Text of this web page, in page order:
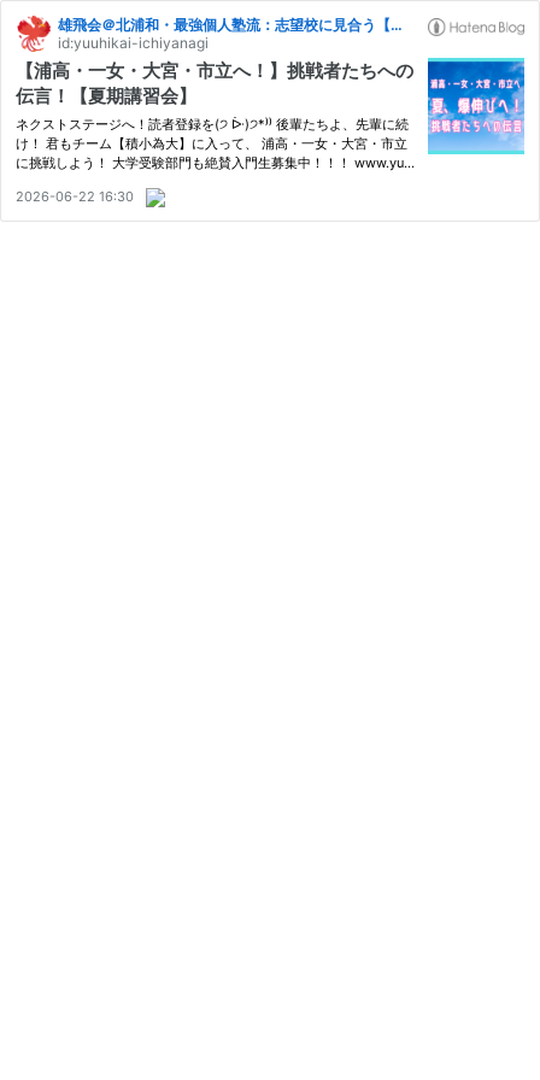
雄飛会＠北浦和・最強個人塾流：志望校に見合う【格】の育て方【偏差値７０突破の流儀】
id:yuuhikai-ichiyanagi
【浦高・一女・大宮・市立へ！】挑戦者たちへの
伝言！【夏期講習会】
ネクストステージへ！読者登録を(੭ ᐕ)੭*⁾⁾ 後輩たちよ、先輩に続
け！ 君もチーム【積小為大】に入って、 浦高・一女・大宮・市立
に挑戦しよう！ 大学受験部門も絶賛入門生募集中！！！ www.yu-
w.yu-hikai.net www.yu-hikai.net 浦高・一女・大宮・市立挑戦者…
2026-06-22 16:30